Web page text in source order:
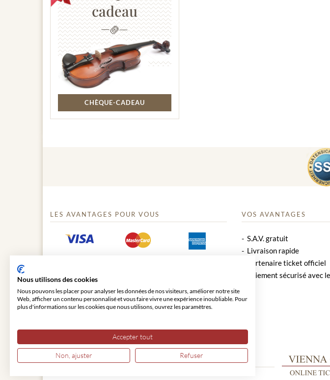
cadeau
CHÈQUE-CADEAU
LES AVANTAGES POUR VOUS VOS AVANTAGES
S.A.V. gratuit
Livraison rapide
Partenaire ticket officiel
Paiement sécurisé avec
Nous utilisons des cookies
Nous pouvons les placer pour analyser les données de nos visiteurs, améliorer notre site
Web, afficher un contenu personnalisé et vous faire vivre une expérience inoubliable. Pour
plus d'informations sur les cookies que nous utilisons, ouvrez les paramètres.
Accepter tout
Non, ajuster Refuser